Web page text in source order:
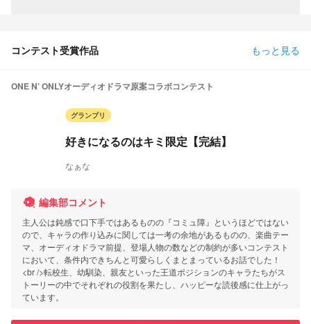
コンテスト受賞作品 もっと見る
ONE N’ ONLYオーディオドラマ原案コラボコンテスト
グランプリ
好きになるのはキミ限定【完結】
なぁな
編集部コメント
主人公は鈍感で口下手ではあるものの『コミュ障』というほどではない
ので、キャラの作り込みに関しては一考の余地があるものの、楽曲テー
マ、オーディオドラマ前提、登場人物の数などの制約が多いコンテスト
において、条件内できちんと可愛らしくまとまっているお話でした！
<br />転校生、幼馴染、親友といった王道ポジションのキャラたちがス
トーリーの中でそれぞれの役割を果たし、ハッピーな読後感に仕上がっ
ています。